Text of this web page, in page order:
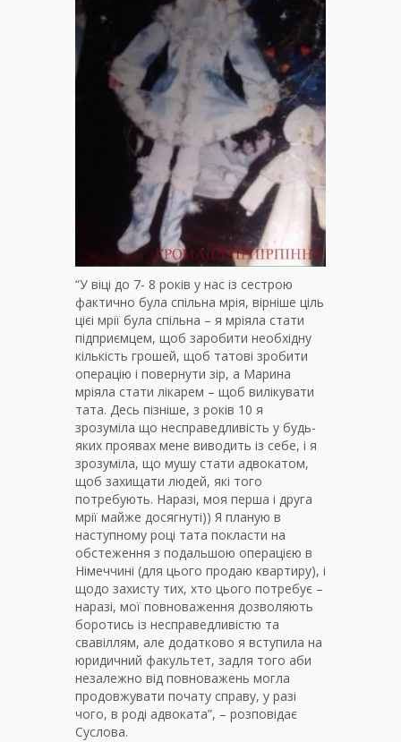
“У віці до 7- 8 років у нас із сестрою
фактично була спільна мрія, вірніше ціль
цієі мрії була спільна – я мріяла стати
підприємцем, щоб заробити необхідну
кількість грошей, щоб татові зробити
операцію і повернути зір, а Марина
мріяла стати лікарем – щоб вилікувати
тата. Десь пізніше, з років 10 я
зрозуміла що несправедливість у будь-
яких проявах мене виводить із себе, і я
зрозуміла, що мушу стати адвокатом,
щоб захищати людей, які того
потребують. Наразі, моя перша і друга
мрії майже досягнуті)) Я планую в
наступному році тата покласти на
обстеження з подальшою операцією в
Німеччині (для цього продаю квартиру), і
щодо захисту тих, хто цього потребує –
наразі, мої повноваження дозволяють
боротись із несправедливістю та
свавіллям, але додатково я вступила на
юридичний факультет, задля того аби
незалежно від повноважень могла
продовжувати почату справу, у разі
чого, в роді адвоката”, – розповідає
Суслова.